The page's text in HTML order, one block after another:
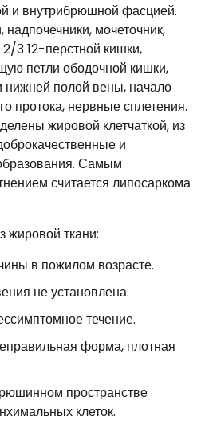
и внутрибрюшной фасцией.
мочеточник,
3 12-перстной кишки,
петли ободочной кишки,
полой вены, начало
протока, нервные сплетения.
жировой клетчаткой, из
и
Самым
считается липосаркома
жировой ткани:
в пожилом возрасте.
не установлена.
течение.
форма, плотная
пространстве
клеток.